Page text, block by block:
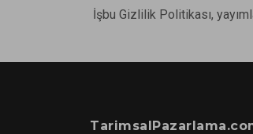
İşbu Gizlilik Politikası,